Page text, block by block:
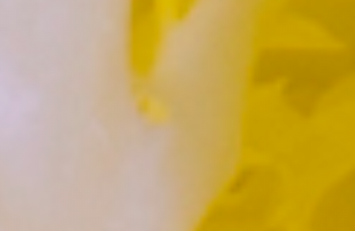
CUADRASPANIA